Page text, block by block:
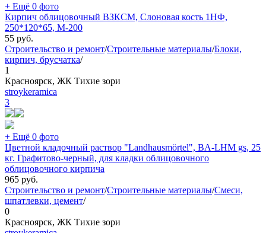
+ Ещё 0 фото
Кирпич облицовочный ВЗКСМ, Слоновая кость 1НФ,
250*120*65, М-200
55 руб.
Строительство и ремонт/Строительные материалы/Блоки,
кирпич, брусчатка/
1
Красноярск, ЖК Тихие зори
stroykeramica
3
+ Ещё 0 фото
Цветной кладочный раствор "Landhausmörtel", BA-LHM gs, 25
кг. Графитово-черный, для кладки облицовочного
облицовочного кирпича
965 руб.
Строительство и ремонт/Строительные материалы/Смеси,
шпатлевки, цемент/
0
Красноярск, ЖК Тихие зори